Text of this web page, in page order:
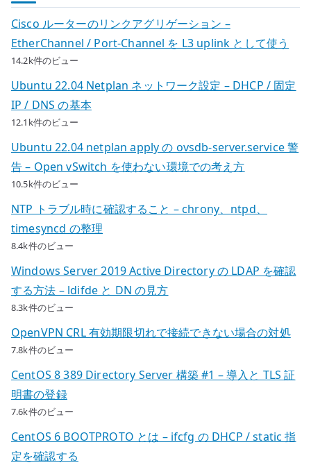
Cisco ルーターのリンクアグリゲーション –
EtherChannel / Port-Channel を L3 uplink として使う
14.2k件のビュー
Ubuntu 22.04 Netplan ネットワーク設定 – DHCP / 固定
IP / DNS の基本
12.1k件のビュー
Ubuntu 22.04 netplan apply の ovsdb-server.service 警
告 – Open vSwitch を使わない環境での考え方
10.5k件のビュー
NTP トラブル時に確認すること – chrony、ntpd、
timesyncd の整理
8.4k件のビュー
Windows Server 2019 Active Directory の LDAP を確認
する方法 – ldifde と DN の見方
8.3k件のビュー
OpenVPN CRL 有効期限切れで接続できない場合の対処
7.8k件のビュー
CentOS 8 389 Directory Server 構築 #1 – 導入と TLS 証
明書の登録
7.6k件のビュー
CentOS 6 BOOTPROTO とは – ifcfg の DHCP / static 指
定を確認する